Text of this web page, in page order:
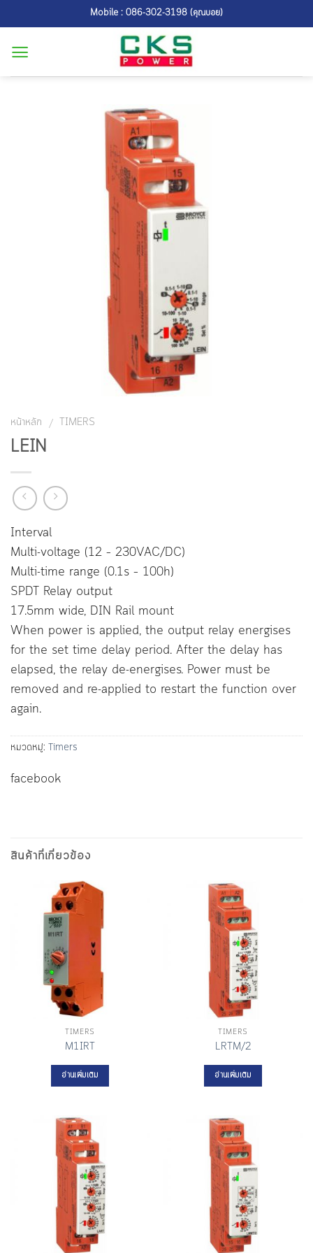
to
content
Mobile : 086-302-3198 (คุณบอย)
หน้าหลัก / TIMERS
LEIN
Interval
Multi-voltage (12 – 230VAC/DC)
Multi-time range (0.1s – 100h)
SPDT Relay output
17.5mm wide, DIN Rail mount
When power is applied, the output relay energises
for the set time delay period. After the delay has
elapsed, the relay de-energises. Power must be
removed and re-applied to restart the function over
again.
หมวดหมู่: Timers
facebook
สินค้าที่เกี่ยวข้อง
TIMERS
M1IRT
อ่านเพิ่มเติม
TIMERS
LRTM/2
อ่านเพิ่มเติม